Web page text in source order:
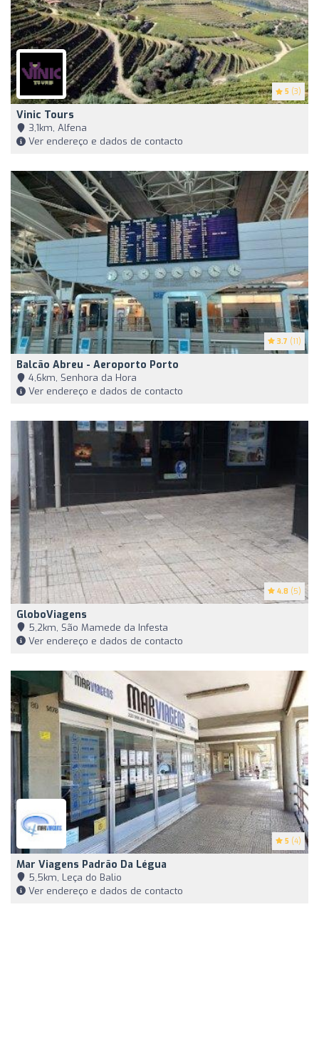
5 (3)
Vinic Tours
3,1km, Alfena
Ver endereço e dados de contacto
3.7 (11)
Balcão Abreu - Aeroporto Porto
4,6km, Senhora da Hora
Ver endereço e dados de contacto
4.8 (5)
GloboViagens
5,2km, São Mamede da Infesta
Ver endereço e dados de contacto
5 (4)
Mar Viagens Padrão Da Légua
5,5km, Leça do Balio
Ver endereço e dados de contacto